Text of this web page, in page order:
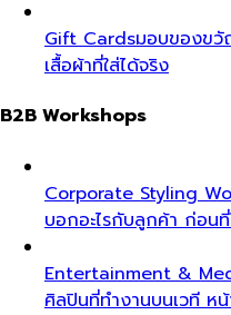
Gift Cardsมอบของขวั
เสื้อผ้าที่ใส่ได้จริง
B2B Workshops
Corporate Styling
บอกอะไรกับลูกค้า ก่อนที่
Entertainment &
ศิลปินที่ทำงานบนเวที ห